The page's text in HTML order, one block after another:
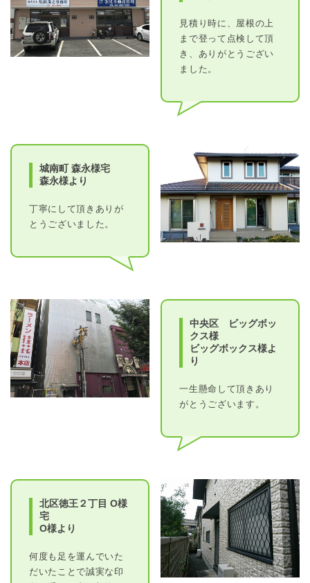
見積り時に、屋根の上
まで登って点検して頂
き、ありがとうござい
ました。
城南町 森永様宅
森永様より
丁寧にして頂きありが
とうございました。
中央区 ビッグボッ
クス様
ビッグボックス様よ
り
一生懸命して頂きあり
がとうございます。
北区徳王２丁目 O様
宅
O様より
何度も足を運んでいた
だいたことで誠実な印